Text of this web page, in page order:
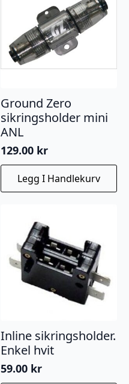
Ground Zero
sikringsholder mini
ANL
129.00 kr
Legg I Handlekurv
Inline sikringsholder.
Enkel hvit
59.00 kr